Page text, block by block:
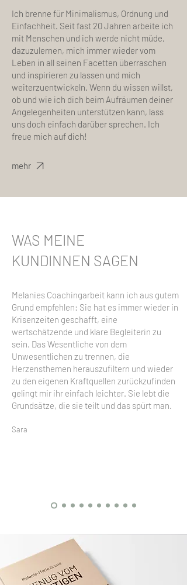
Ich brenne für Minimalismus, Ordnung und
Einfachheit. Seit fast 20 Jahren arbeite ich
mit Menschen und ich werde nicht müde,
dazuzulernen, mich immer wieder vom
Leben in all seinen Facetten überraschen
und inspirieren zu lassen und mich
weiterzuentwickeln. Wenn du wissen willst,
ob und wie ich dich beim Aufräumen deiner
Angelegenheiten unterstützen kann, lass
uns doch einfach darüber sprechen. Ich
freue mich auf dich!
mehr
WAS MEINE
KUNDINNEN SAGEN
Melanies Coachingarbeit kann ich aus gutem
Grund empfehlen: Sie hat es immer wieder in
Krisenzeiten geschafft, eine
wertschätzende und klare Begleiterin zu
sein. Das Wesentliche von dem
Unwesentlichen zu trennen, die
Herzensthemen herauszufiltern und wieder
zu den eigenen Kraftquellen zurückzufinden
gelingt mir ihr einfach leichter. Sie lebt die
Grundsätze, die sie teilt und das spürt man.
Sara